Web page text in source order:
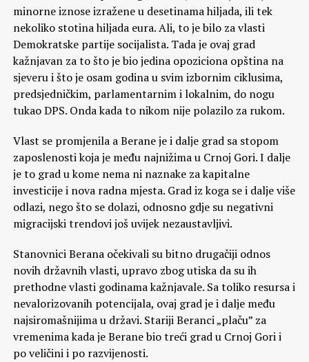
minorne iznose izražene u desetinama hiljada, ili tek
nekoliko stotina hiljada eura. Ali, to je bilo za vlasti
Demokratske partije socijalista. Tada je ovaj grad
kažnjavan za to što je bio jedina opoziciona opština na
sjeveru i što je osam godina u svim izbornim ciklusima,
predsjedničkim, parlamentarnim i lokalnim, do nogu
tukao DPS. Onda kada to nikom nije polazilo za rukom.
Vlast se promjenila a Berane je i dalje grad sa stopom
zaposlenosti koja je među najnižima u Crnoj Gori. I dalje
je to grad u kome nema ni naznake za kapitalne
investicije i nova radna mjesta. Grad iz koga se i dalje više
odlazi, nego što se dolazi, odnosno gdje su negativni
migracijski trendovi još uvijek nezaustavljivi.
Stanovnici Berana očekivali su bitno drugačiji odnos
novih državnih vlasti, upravo zbog utiska da su ih
prethodne vlasti godinama kažnjavale. Sa toliko resursa i
nevalorizovanih potencijala, ovaj grad je i dalje među
najsiromašnijima u državi. Stariji Beranci „plaču” za
vremenima kada je Berane bio treći grad u Crnoj Gori i
po veličini i po razvijenosti.